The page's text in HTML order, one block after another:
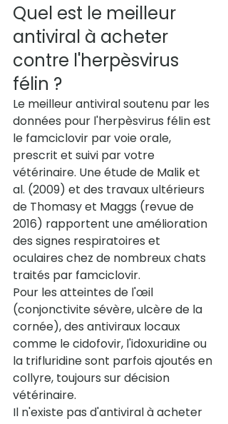
Quel est le meilleur
antiviral à acheter
contre l'herpèsvirus
félin ?
Le meilleur antiviral soutenu par les
données pour l'herpèsvirus félin est
le famciclovir par voie orale,
prescrit et suivi par votre
vétérinaire. Une étude de Malik et
al. (2009) et des travaux ultérieurs
de Thomasy et Maggs (revue de
2016) rapportent une amélioration
des signes respiratoires et
oculaires chez de nombreux chats
traités par famciclovir.
Pour les atteintes de l'œil
(conjonctivite sévère, ulcère de la
cornée), des antiviraux locaux
comme le cidofovir, l'idoxuridine ou
la trifluridine sont parfois ajoutés en
collyre, toujours sur décision
vétérinaire.
Il n'existe pas d'antiviral à acheter